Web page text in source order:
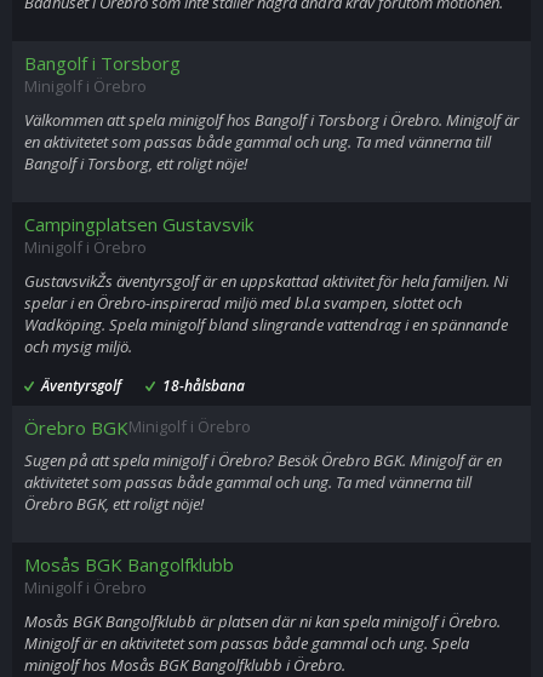
Bangolf i Torsborg
Minigolf i Örebro
Välkommen att spela minigolf hos Bangolf i Torsborg i Örebro. Minigolf är
en aktivitetet som passas både gammal och ung. Ta med vännerna till
Bangolf i Torsborg, ett roligt nöje!
Campingplatsen Gustavsvik
Minigolf i Örebro
GustavsvikŽs äventyrsgolf är en uppskattad aktivitet för hela familjen. Ni
spelar i en Örebro-inspirerad miljö med bl.a svampen, slottet och
Wadköping. Spela minigolf bland slingrande vattendrag i en spännande
och mysig miljö.
Äventyrsgolf 18-hålsbana
Örebro BGKMinigolf i Örebro
Sugen på att spela minigolf i Örebro? Besök Örebro BGK. Minigolf är en
aktivitetet som passas både gammal och ung. Ta med vännerna till
Örebro BGK, ett roligt nöje!
Mosås BGK Bangolfklubb
Minigolf i Örebro
Mosås BGK Bangolfklubb är platsen där ni kan spela minigolf i Örebro.
Minigolf är en aktivitetet som passas både gammal och ung. Spela
minigolf hos Mosås BGK Bangolfklubb i Örebro.